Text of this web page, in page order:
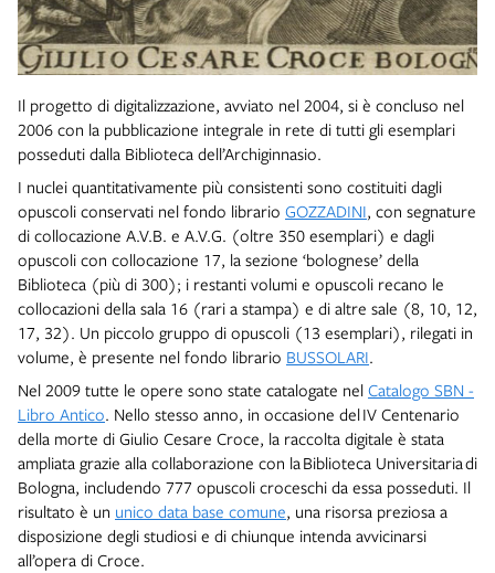
Il progetto di digitalizzazione, avviato nel 2004, si è concluso nel
2006 con la pubblicazione integrale in rete di tutti gli esemplari
posseduti dalla Biblioteca dell’Archiginnasio.
I nuclei quantitativamente più consistenti sono costituiti dagli
opuscoli conservati nel fondo librario GOZZADINI, con segnature
di collocazione A.V.B. e A.V.G. (oltre 350 esemplari) e dagli
opuscoli con collocazione 17, la sezione ‘bolognese’ della
Biblioteca (più di 300); i restanti volumi e opuscoli recano le
collocazioni della sala 16 (rari a stampa) e di altre sale (8, 10, 12,
17, 32). Un piccolo gruppo di opuscoli (13 esemplari), rilegati in
volume, è presente nel fondo librario BUSSOLARI.
Nel 2009 tutte le opere sono state catalogate nel Catalogo SBN -
Libro Antico. Nello stesso anno, in occasione del IV Centenario
della morte di Giulio Cesare Croce, la raccolta digitale è stata
ampliata grazie alla collaborazione con la Biblioteca Universitaria di
Bologna, includendo 777 opuscoli croceschi da essa posseduti. Il
risultato è un unico data base comune, una risorsa preziosa a
disposizione degli studiosi e di chiunque intenda avvicinarsi
all’opera di Croce.